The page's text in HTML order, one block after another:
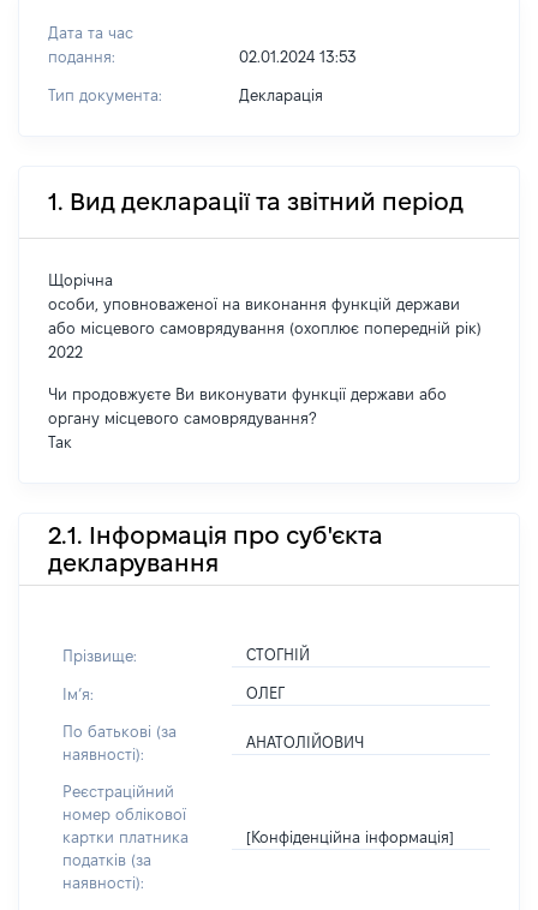
Дата та час
подання:
02.01.2024 13:53
Тип документа: Декларація
1. Вид декларації та звітний період
Щорічна
особи, уповноваженої на виконання функцій держави
або місцевого самоврядування (охоплює попередній рік)
2022
Чи продовжуєте Ви виконувати функції держави або
органу місцевого самоврядування?
Так
2.1. Інформація про суб'єкта
декларування
Прізвище: СТОГНІЙ
Імʼя: ОЛЕГ
По батькові (за
наявності):
АНАТОЛІЙОВИЧ
Реєстраційний
номер облікової
картки платника
податків (за
наявності):
[Конфіденційна інформація]